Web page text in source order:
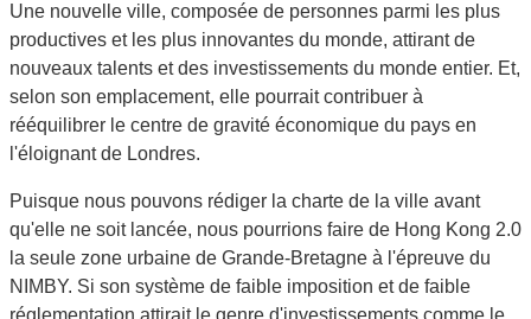
Une nouvelle ville, composée de personnes parmi les plus
productives et les plus innovantes du monde, attirant de
nouveaux talents et des investissements du monde entier. Et,
selon son emplacement, elle pourrait contribuer à
rééquilibrer le centre de gravité économique du pays en
l'éloignant de Londres.
Puisque nous pouvons rédiger la charte de la ville avant
qu'elle ne soit lancée, nous pourrions faire de Hong Kong 2.0
la seule zone urbaine de Grande-Bretagne à l'épreuve du
NIMBY. Si son système de faible imposition et de faible
réglementation attirait le genre d'investissements comme le